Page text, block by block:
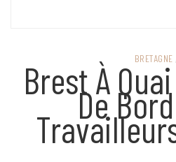
BRETAGNE
Brest À
De